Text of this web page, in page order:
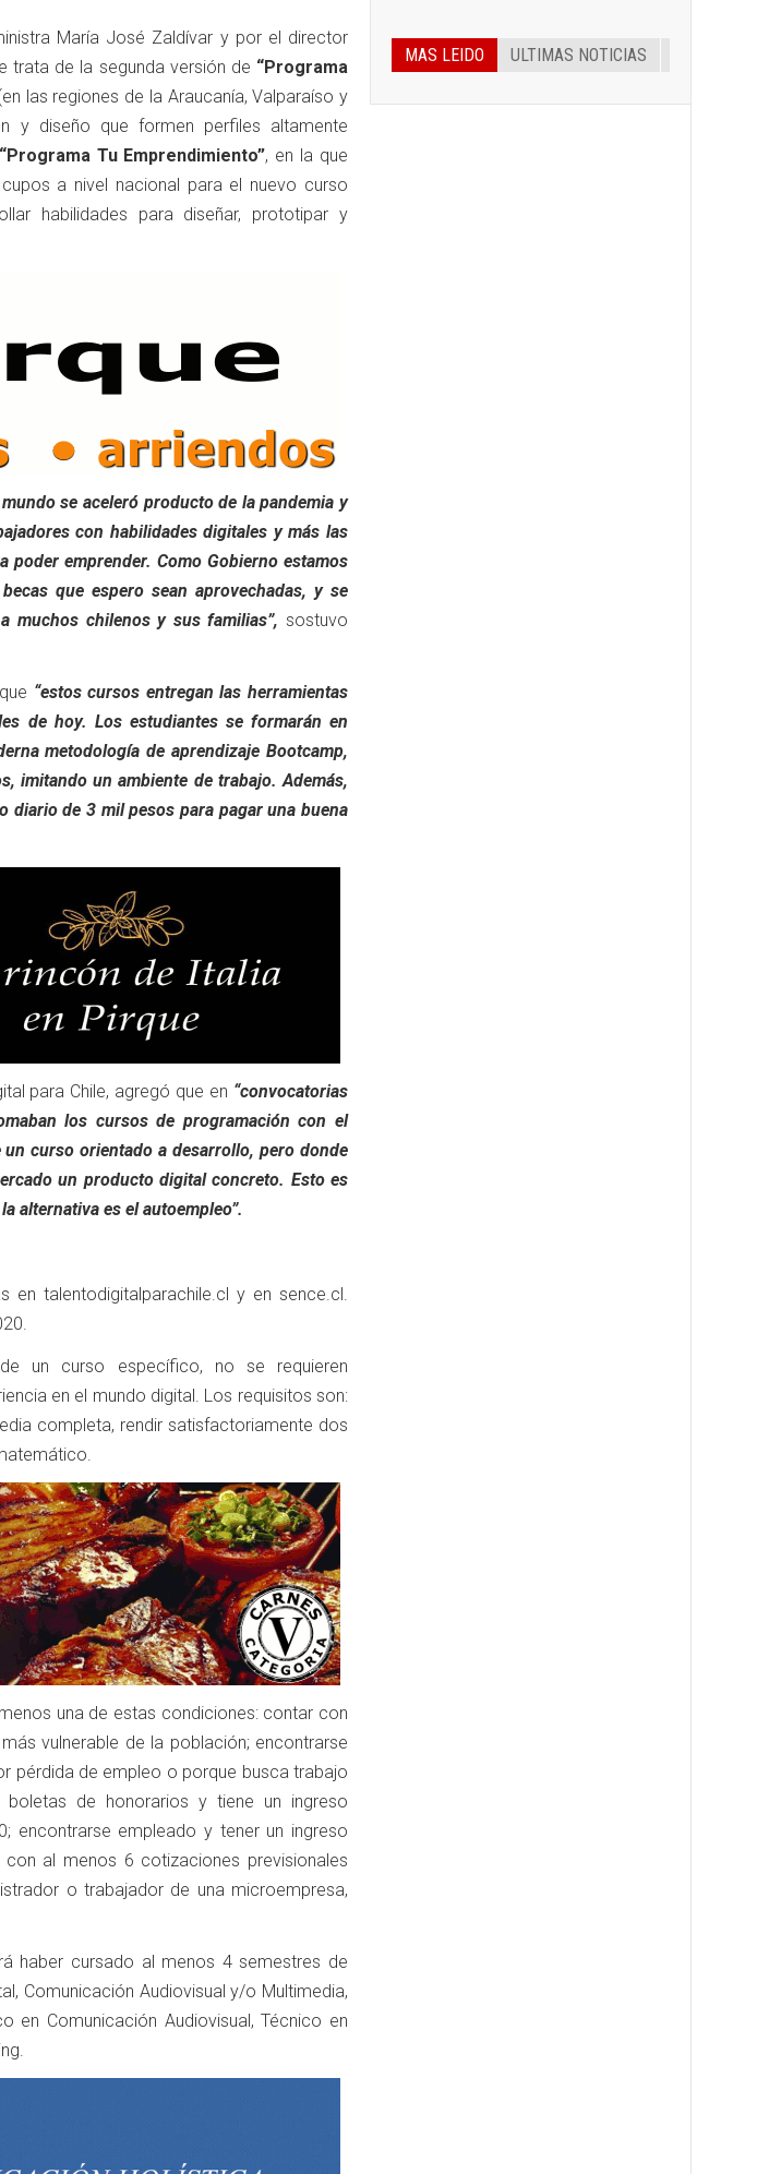
María José Zaldívar y por el director
trata de la segunda versión de “Programa
las regiones de la Araucanía, Valparaíso y
y diseño que formen perfiles altamente
“Programa Tu Emprendimiento”, en la que
a nivel nacional para el nuevo curso
habilidades para diseñar, prototipar y
se aceleró producto de la pandemia y
con habilidades digitales y más las
poder emprender. Como Gobierno estamos
que espero sean aprovechadas, y se
muchos chilenos y sus familias”, sostuvo
“estos cursos entregan las herramientas
de hoy. Los estudiantes se formarán en
metodología de aprendizaje Bootcamp,
imitando un ambiente de trabajo. Además,
de 3 mil pesos para pagar una buena
para Chile, agregó que en “convocatorias
los cursos de programación con el
curso orientado a desarrollo, pero donde
un producto digital concreto. Esto es
alternativa es el autoempleo”.
en talentodigitalparachile.cl y en sence.cl.
un curso específico, no se requieren
en el mundo digital. Los requisitos son:
completa, rendir satisfactoriamente dos
una de estas condiciones: contar con
vulnerable de la población; encontrarse
pérdida de empleo o porque busca trabajo
de honorarios y tiene un ingreso
encontrarse empleado y tener un ingreso
al menos 6 cotizaciones previsionales
o trabajador de una microempresa,
haber cursado al menos 4 semestres de
Comunicación Audiovisual y/o Multimedia,
en Comunicación Audiovisual, Técnico en
MAS LEIDO ULTIMAS NOTICIAS